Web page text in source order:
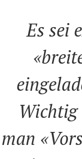
Es sei
Wichtig
man